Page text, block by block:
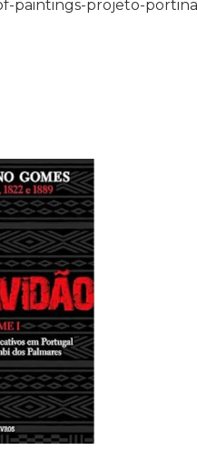
paintings-projeto-